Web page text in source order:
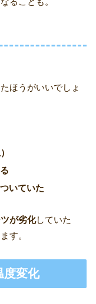
ほうがいいでしょ
いていた
が劣化していた
す。
度変化